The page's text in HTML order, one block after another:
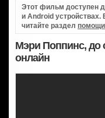
Этот фильм доступен
и Android устройствах.
читайте раздел помощи
Мэри Поппинс, до
онлайн